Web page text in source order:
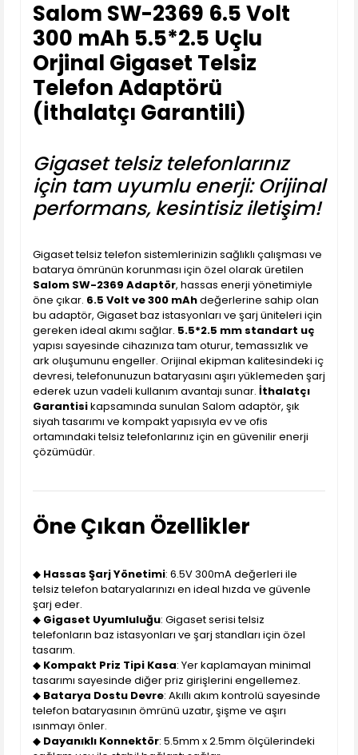
Salom SW-2369 6.5 Volt
300 mAh 5.5*2.5 Uçlu
Orjinal Gigaset Telsiz
Telefon Adaptörü
(İthalatçı Garantili)
Gigaset telsiz telefonlarınız
için tam uyumlu enerji: Orijinal
performans, kesintisiz iletişim!
Gigaset telsiz telefon sistemlerinizin sağlıklı çalışması ve
batarya ömrünün korunması için özel olarak üretilen
Salom SW-2369 Adaptör, hassas enerji yönetimiyle
öne çıkar. 6.5 Volt ve 300 mAhdeğerlerine sahip olan
bu adaptör, Gigaset baz istasyonları ve şarj üniteleri için
gereken ideal akımı sağlar. 5.5*2.5 mm standart uç
yapısı sayesinde cihazınıza tam oturur, temassızlık ve
ark oluşumunu engeller. Orijinal ekipman kalitesindeki iç
devresi, telefonunuzun bataryasını aşırı yüklemeden şarj
ederek uzun vadeli kullanım avantajı sunar. İthalatçı
Garantisikapsamında sunulan Salom adaptör, şık
siyah tasarımı ve kompakt yapısıyla ev ve ofis
ortamındaki telsiz telefonlarınız için en güvenilir enerji
çözümüdür.
Öne Çıkan Özellikler
◆ Hassas Şarj Yönetimi: 6.5V 300mA değerleri ile
telsiz telefon bataryalarınızı en ideal hızda ve güvenle
şarj eder.
◆ Gigaset Uyumluluğu: Gigaset serisi telsiz
telefonların baz istasyonları ve şarj standları için özel
tasarım.
◆ Kompakt Priz Tipi Kasa: Yer kaplamayan minimal
tasarımı sayesinde diğer priz girişlerini engellemez.
◆ Batarya Dostu Devre: Akıllı akım kontrolü sayesinde
telefon bataryasının ömrünü uzatır, şişme ve aşırı
ısınmayı önler.
◆ Dayanıklı Konnektör: 5.5mm x 2.5mm ölçülerindeki